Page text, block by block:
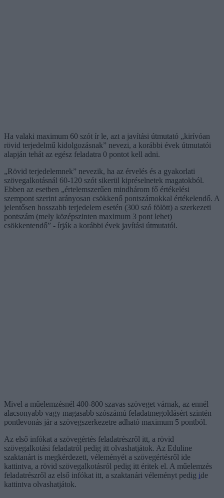
Ha valaki maximum 60 szót ír le, azt a javítási útmutató „kirívóan
rövid terjedelmű kidolgozásnak” nevezi, a korábbi évek útmutatói
alapján tehát az egész feladatra 0 pontot kell adni.
„Rövid terjedelemnek” nevezik, ha az érvelés és a gyakorlati
szövegalkotásnál 60-120 szót sikerül kipréselnetek magatokból.
Ebben az esetben „értelemszerűen mindhárom fő értékelési
szempont szerint arányosan csökkenő pontszámokkal értékelendő. A
jelentősen hosszabb terjedelem esetén (300 szó fölött) a szerkezeti
pontszám (mely középszinten maximum 3 pont lehet)
csökkentendő” - írják a korábbi évek javítási útmutatói.
Mivel a műelemzésnél 400-800 szavas szöveget várnak, az ennél
alacsonyabb vagy magasabb szószámú feladatmegoldásért szintén
pontlevonás jár a szövegszerkezetre adható maximum 5 pontból.
Az első infókat a szövegértés feladatrészről itt, a rövid
szövegalkotási feladatról pedig itt olvashatjátok. Az Eduline
szaktanárt is megkérdezett, véleményét a szövegértésről ide
kattintva, a rövid szövegalkotásról pedig itt éritek el. A műelemzés
feladatrészről az első infókat itt, a szaktanári véleményt pedig ide
kattintva olvashatjátok.